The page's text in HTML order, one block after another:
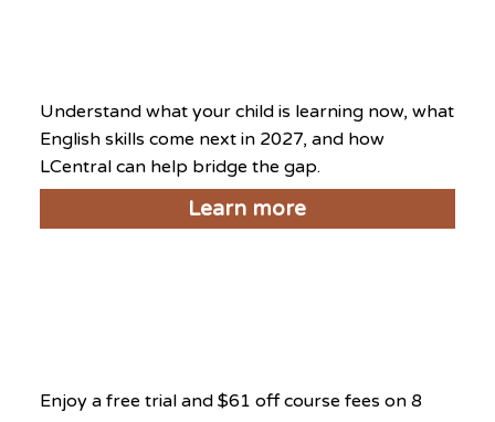
Understand what your child is learning now, what
English skills come next in 2027, and how
LCentral can help bridge the gap.
Learn more
Enjoy a free trial and $61 off course fees on 8